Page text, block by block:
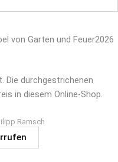
von Garten und Feuer2026
Die durchgestrichenen
in diesem Online-Shop.
Ramsch